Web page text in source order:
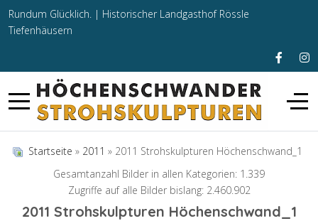
Rundum Glücklich. | Historischer Landgasthof Rössle
Tiefenhäusern
Startseite » 2011 » 2011 Strohskulpturen Höchenschwand_1
Gesamtanzahl Bilder in allen Kategorien: 1.339
Zugriffe auf alle Bilder bislang: 2.460.902
2011 Strohskulpturen Höchenschwand_1